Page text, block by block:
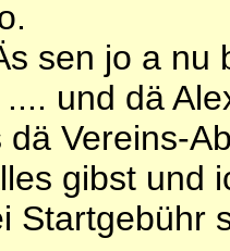
sen jo a nu
und dä
Vereins-
gibst und
Startgebühr